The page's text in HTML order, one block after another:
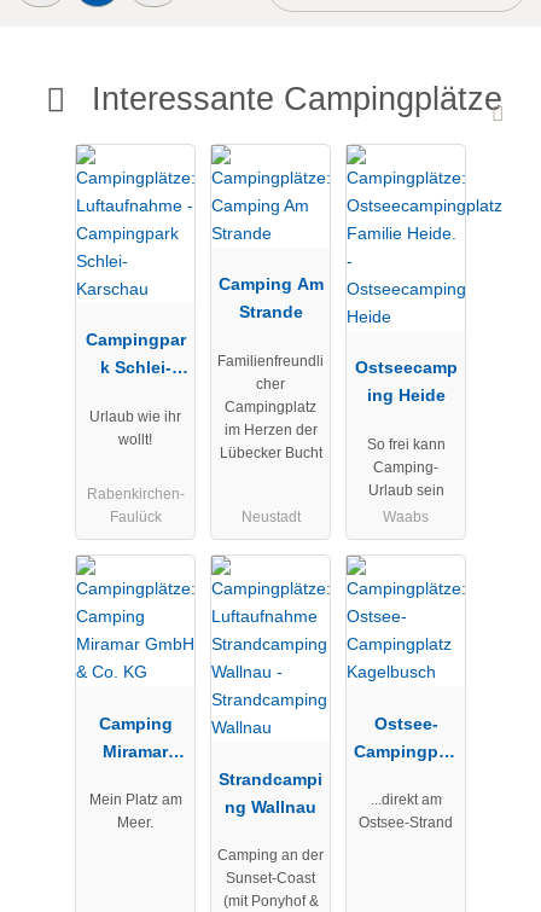
Interessante Campingplätze
Campingpar
k Schlei-
Urlaub wie ihr
wollt!
Rabenkirchen-
Faulück
Camping Am
Strande
Familienfreundli
cher
Campingplatz
im Herzen der
Lübecker Bucht
Neustadt
Ostseecamp
ing Heide
So frei kann
Camping-
Urlaub sein
Waabs
Camping
Miramar
KG
Mein Platz am
Meer.
Strandcampi
ng Wallnau
Camping an der
Sunset-Coast
(mit Ponyhof &
Ostsee-
Campingplat
Kagelbusch
...direkt am
Ostsee-Strand